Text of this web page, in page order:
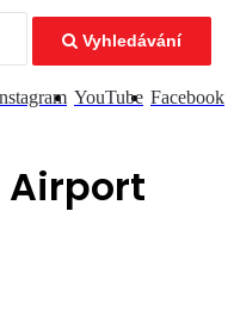
Vyhledávání
Facebook
YouTube
Airport